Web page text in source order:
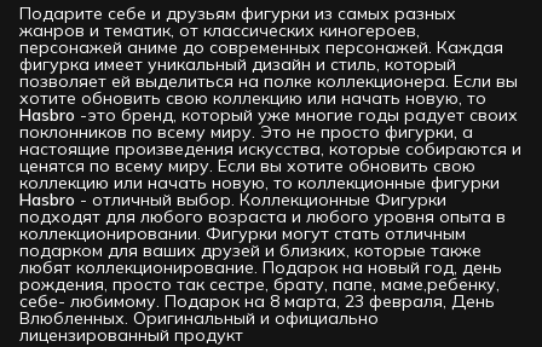
Подарите себе и друзьям фигурки из самых разных
жанров и тематик, от классических киногероев,
персонажей аниме до современных персонажей. Каждая
фигурка имеет уникальный дизайн и стиль, который
позволяет ей выделиться на полке коллекционера. Если вы
хотите обновить свою коллекцию или начать новую, то
Hasbro -это бренд, который уже многие годы радует своих
поклонников по всему миру. Это не просто фигурки, а
настоящие произведения искусства, которые собираются и
ценятся по всему миру. Если вы хотите обновить свою
коллекцию или начать новую, то коллекционные фигурки
Hasbro - отличный выбор. Коллекционные Фигурки
подходят для любого возраста и любого уровня опыта в
коллекционировании. Фигурки могут стать отличным
подарком для ваших друзей и близких, которые также
любят коллекционирование. Подарок на новый год, день
рождения, просто так сестре, брату, папе, маме,ребенку,
себе- любимому. Подарок на 8 марта, 23 февраля, День
Влюбленных. Оригинальный и официально
лицензированный продукт